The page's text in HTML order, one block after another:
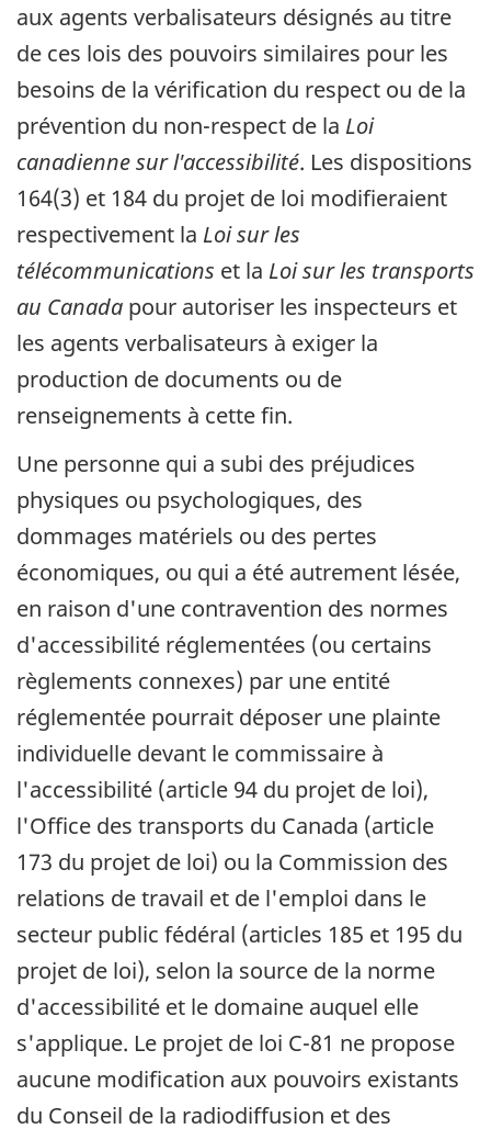
aux agents verbalisateurs désignés au titre
de ces lois des pouvoirs similaires pour les
besoins de la vérification du respect ou de la
prévention du non-respect de la Loi
canadienne sur l'accessibilité. Les dispositions
164(3) et 184 du projet de loi modifieraient
respectivement la Loi sur les
télécommunications et la Loi sur les transports
au Canada pour autoriser les inspecteurs et
les agents verbalisateurs à exiger la
production de documents ou de
renseignements à cette fin.
Une personne qui a subi des préjudices
physiques ou psychologiques, des
dommages matériels ou des pertes
économiques, ou qui a été autrement lésée,
en raison d'une contravention des normes
d'accessibilité réglementées (ou certains
règlements connexes) par une entité
réglementée pourrait déposer une plainte
individuelle devant le commissaire à
l'accessibilité (article 94 du projet de loi),
l'Office des transports du Canada (article
173 du projet de loi) ou la Commission des
relations de travail et de l'emploi dans le
secteur public fédéral (articles 185 et 195 du
projet de loi), selon la source de la norme
d'accessibilité et le domaine auquel elle
s'applique. Le projet de loi C-81 ne propose
aucune modification aux pouvoirs existants
du Conseil de la radiodiffusion et des